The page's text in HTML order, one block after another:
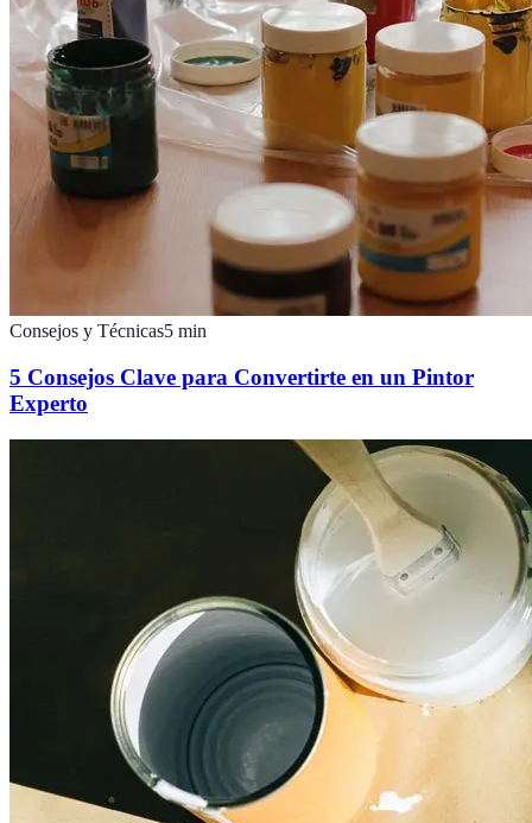
Consejos y Técnicas5 min
5 Consejos Clave para Convertirte en un Pintor
Experto